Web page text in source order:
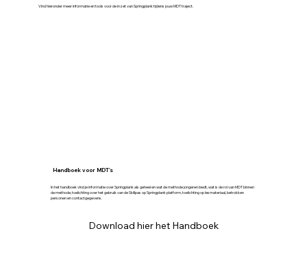
Vind hieronder meer informatie en tools voor de inzet van Springplank tijdens jouw MDT traject.
Handboek voor MDT's
In het handboek vind je informatie over Springplank als geheel en wat de methode jongeren biedt, wat is de rol van MDT binnen
de methode, toelichting over het gebruik van de Skillpas op Springplank platform, toelichting op lesmateriaal, betrokken
personen en contactgegevens.
Download hier het Handboek